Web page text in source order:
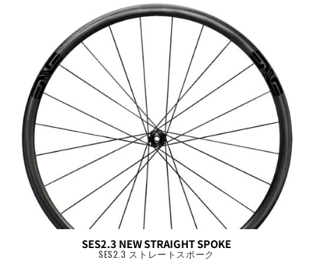
SES2.3 NEW STRAIGHT SPOKE
SES2.3 ストレートスポーク